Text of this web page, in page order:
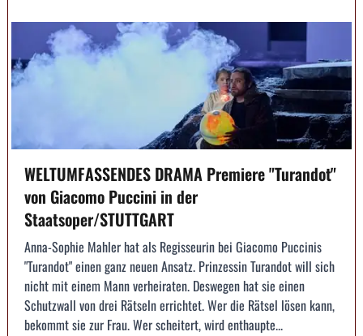
WELTUMFASSENDES DRAMA Premiere "Turandot"
von Giacomo Puccini in der
Staatsoper/STUTTGART
Anna-Sophie Mahler hat als Regisseurin bei Giacomo Puccinis
"Turandot" einen ganz neuen Ansatz. Prinzessin Turandot will sich
nicht mit einem Mann verheiraten. Deswegen hat sie einen
Schutzwall von drei Rätseln errichtet. Wer die Rätsel lösen kann,
bekommt sie zur Frau. Wer scheitert, wird enthaupte...